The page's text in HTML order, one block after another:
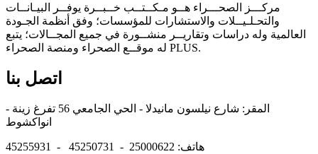
مركـــز الصحـــراء هــو مـكــتــب خــبــرة يوفــر البيـانــات
والتحـلـيــلات والاستشارات للمؤسسات؛ وفق أنظمة الجـودة
العالمية وله دراسات وتقاريــر منشــورة في جميع المجــالات؛ يتبع
له موقــع الصحراء ومنصة الصحراء PLUS.
اتصل بنا
المقر: شارع نيلسون مانيدلا - الحي الجامعي 56 تفرغ زينة -
هاتف: 25000622 - 45250731 - 45255931